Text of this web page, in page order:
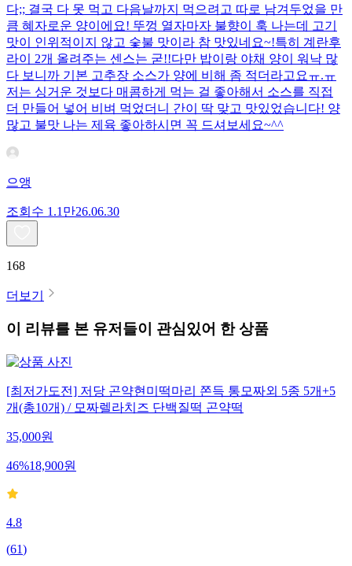
다;; 결국 다 못 먹고 다음날까지 먹으려고 따로 남겨두었을 만
큼 혜자로운 양이에요! 뚜껑 열자마자 불향이 훅 나는데 고기
맛이 인위적이지 않고 숯불 맛이라 참 맛있네요~!특히 계란후
라이 2개 올려주는 센스는 굳!! ​다만 밥이랑 야채 양이 워낙 많
다 보니까 기본 고추장 소스가 양에 비해 좀 적더라고요ㅠ.ㅠ
저는 싱거운 것보다 매콤하게 먹는 걸 좋아해서 소스를 직접
더 만들어 넣어 비벼 먹었더니 간이 딱 맞고 맛있었습니다! 양
많고 불맛 나는 제육 좋아하시면 꼭 드셔보세요~^^
으앵
조회수 1.1만26.06.30
168
더보기
이 리뷰를 본 유저들이 관심있어 한 상품
[최저가도전] 저당 곤약현미떡마리 쫀득 통모짜외 5종 5개+5
개(총10개) / 모짜렐라치즈 단백질떡 곤약떡
35,000원
46%18,900원
4.8
(61)